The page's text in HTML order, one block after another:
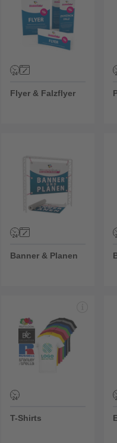
Flyer & Falzflyer
Banner & Planen
T-Shirts